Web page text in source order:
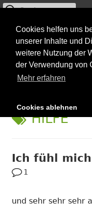
Cookies helfen uns
unserer Inhalte und
weitere Nutzung der
der Verwendung von
Mehr erfahren
Cookies ablehnen
Springe
Inhalt
Primäres
Menü
HILFE
Ich fühl
1
und sehr sehr sehr